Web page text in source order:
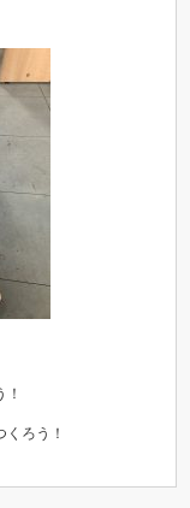
ろう！